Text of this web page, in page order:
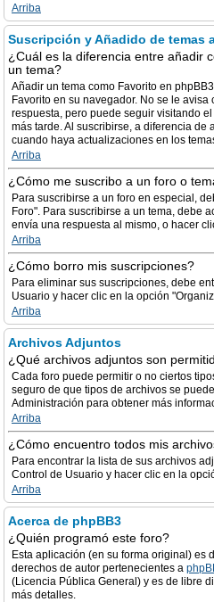
Arriba
Suscripción y Añadido de temas
¿Cuál es la diferencia entre añadir
un tema?
Añadir un tema como Favorito en
Favorito en su navegador. No se le
respuesta, pero puede seguir visitando
más tarde. Al suscribirse, a diferencia de
cuando haya actualizaciones en los
Arriba
¿Cómo me suscribo a un foro o
Para suscribirse a un foro en especial,
Foro". Para suscribirse a un tema, debe
envía una respuesta al mismo, o hacer
Arriba
¿Cómo borro mis suscripciones?
Para eliminar sus suscripciones, debe
Usuario y hacer clic en la opción
Arriba
Archivos Adjuntos
¿Qué archivos adjuntos son
Cada foro puede permitir o no ciertos
seguro de que tipos de archivos se
Administración para obtener más
Arriba
¿Cómo encuentro todos mis
Para encontrar la lista de sus archivos
Control de Usuario y hacer clic en la
Arriba
Acerca de phpBB3
¿Quién programó este foro?
Esta aplicación (en su forma original) es
derechos de autor pertenecientes a
(Licencia Pública General) y es de libre
más detalles.